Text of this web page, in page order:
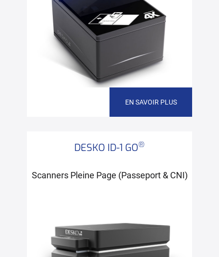
EN SAVOIR PLUS
DESKO ID-1 GO®
Scanners Pleine Page (Passeport & CNI)